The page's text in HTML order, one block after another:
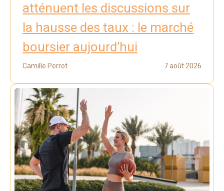
atténuent les discussions sur
la hausse des taux : le marché
boursier aujourd’hui
Camille Perrot 7 août 2026